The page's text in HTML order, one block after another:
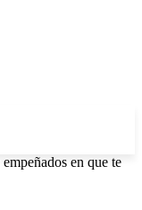
en que te